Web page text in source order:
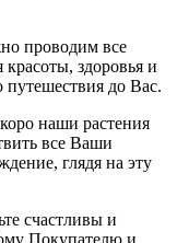
проводим все
здоровья и
путешествия до Вас.
наши растения
все Ваши
глядя на эту
счастливы и
Покупателю и